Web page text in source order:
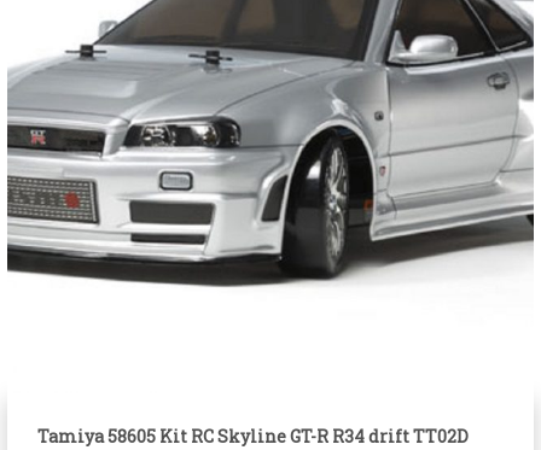
Tamiya 58605 Kit RC Skyline GT-R R34 drift TT02D